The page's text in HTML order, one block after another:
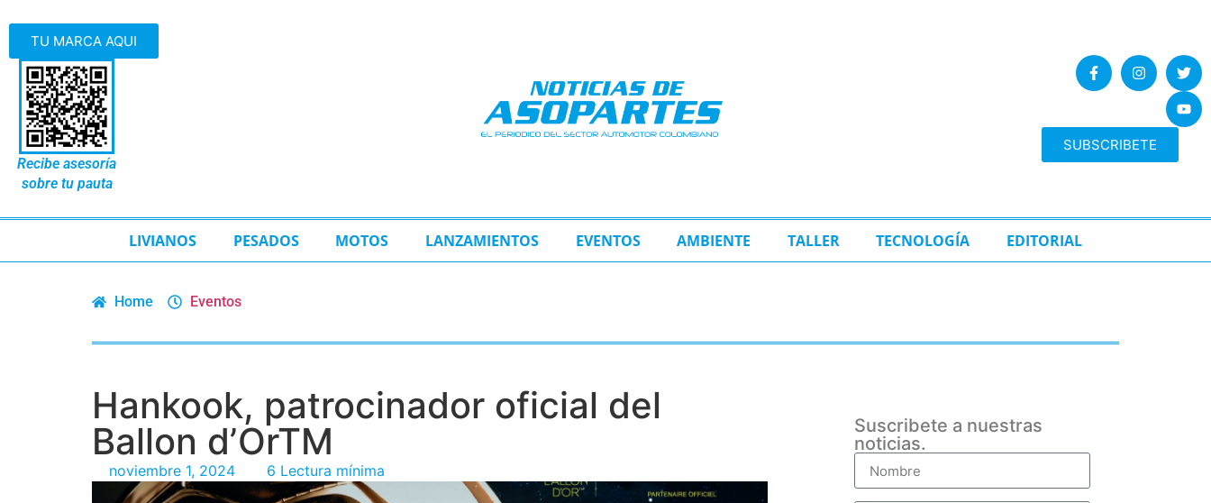
TU MARCA AQUI
Recibe asesoría
sobre tu pauta
SUBSCRIBETE
LIVIANOS PESADOS MOTOS LANZAMIENTOS EVENTOS AMBIENTE TALLER TECNOLOGÍA EDITORIAL
Home Eventos
Hankook, patrocinador oficial del
Ballon dʼOrTM
noviembre 1, 2024 6 Lectura mínima
Suscribete a nuestras
noticias.